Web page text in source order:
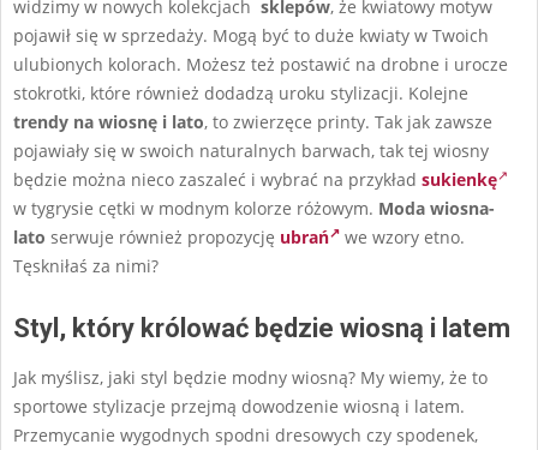
widzimy w nowych kolekcjach sklepów, że kwiatowy motyw
pojawił się w sprzedaży. Mogą być to duże kwiaty w Twoich
ulubionych kolorach. Możesz też postawić na drobne i urocze
stokrotki, które również dodadzą uroku stylizacji. Kolejne
trendy na wiosnę i lato, to zwierzęce printy. Tak jak zawsze
pojawiały się w swoich naturalnych barwach, tak tej wiosny
będzie można nieco zaszaleć i wybrać na przykład sukienkę
w tygrysie cętki w modnym kolorze różowym. Moda wiosna-
lato serwuje również propozycję ubrań
we wzory etno.
Tęskniłaś za nimi?
Styl, który królować będzie wiosną i latem
Jak myślisz, jaki styl będzie modny wiosną? My wiemy, że to
sportowe stylizacje przejmą dowodzenie wiosną i latem.
Przemycanie wygodnych spodni dresowych czy spodenek,